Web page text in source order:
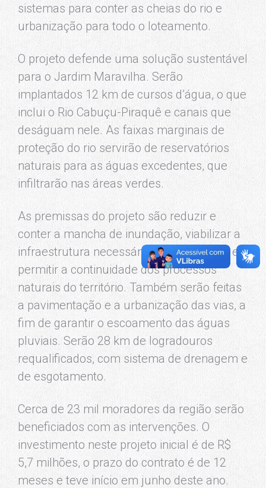
sistemas para conter as cheias do rio e
urbanização para todo o loteamento.
O projeto defende uma solução sustentável
para o Jardim Maravilha. Serão
implantados 12 km de cursos d’água, o que
inclui o Rio Cabuçu-Piraquê e canais que
deságuam nele. As faixas marginais de
proteção do rio servirão de reservatórios
naturais para as águas excedentes, que
infiltrarão nas áreas verdes.
As premissas do projeto são reduzir e
conter a mancha de inundação, viabilizar a
infraestrutura necessária ao loteamento e
permitir a continuidade dos processos
naturais do território. Também serão feitas
a pavimentação e a urbanização das vias, a
fim de garantir o escoamento das águas
pluviais. Serão 28 km de logradouros
requalificados, com sistema de drenagem e
de esgotamento.
Cerca de 23 mil moradores da região serão
beneficiados com as intervenções. O
investimento neste projeto inicial é de R$
5,7 milhões, o prazo do contrato é de 12
meses e teve início em junho deste ano.